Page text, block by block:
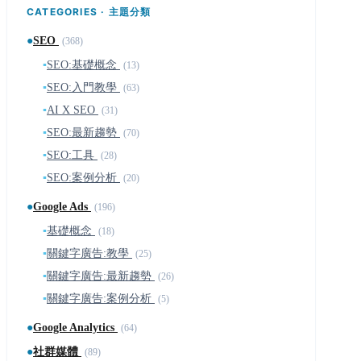
CATEGORIES · 主題分類
●SEO (368)
▪SEO:基礎概念 (13)
▪SEO:入門教學 (63)
▪AI X SEO (31)
▪SEO:最新趨勢 (70)
▪SEO:工具 (28)
▪SEO:案例分析 (20)
●Google Ads (196)
▪基礎概念 (18)
▪關鍵字廣告:教學 (25)
▪關鍵字廣告:最新趨勢 (26)
▪關鍵字廣告:案例分析 (5)
●Google Analytics (64)
●社群媒體 (89)